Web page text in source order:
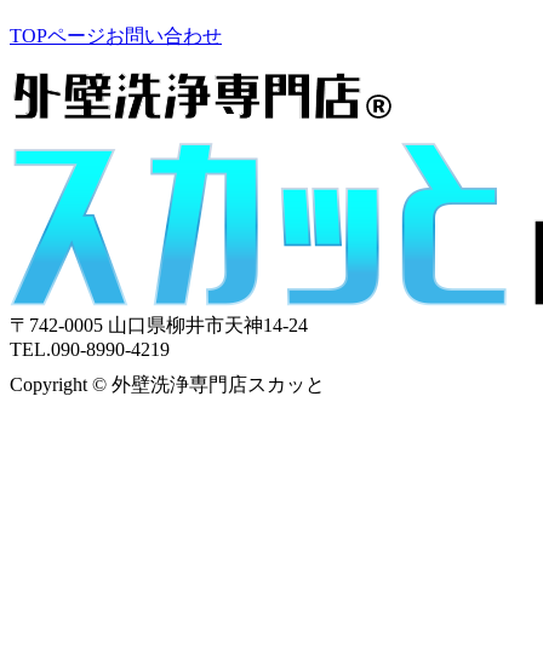
TOPページお問い合わせ
〒742-0005 山口県柳井市天神14-24
TEL.090-8990-4219
Copyright © 外壁洗浄専門店スカッと